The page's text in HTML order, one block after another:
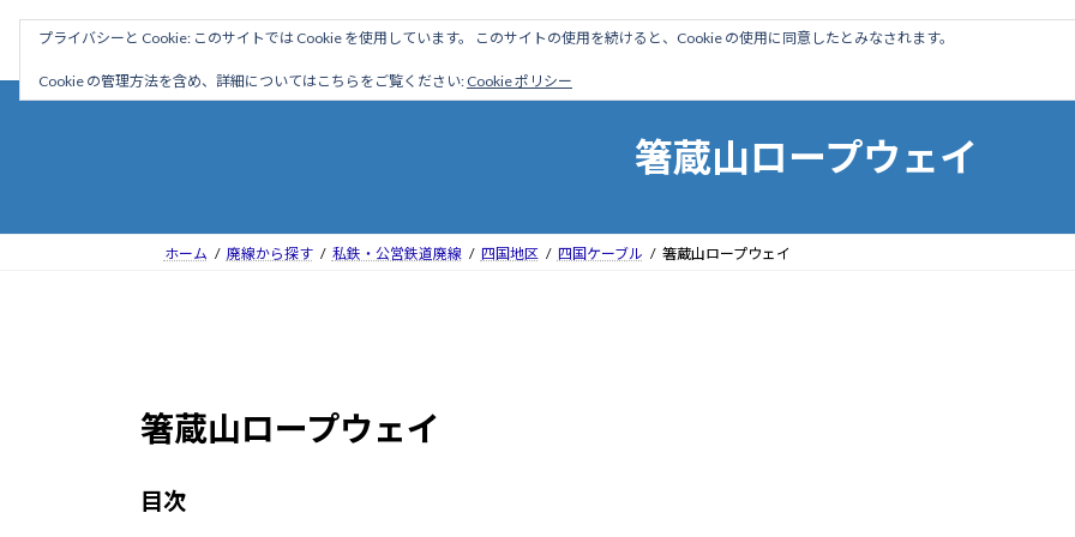
駅名読み方大全 ホーム はじめに 管理人ブログ 営業線から探す
箸蔵山ロープウェイ
ホーム 廃線から探す 私鉄・公営鉄道廃線 四国地区 四国ケーブル 箸蔵山ロープウェイ
箸蔵山ロープウェイ
目次
プライバシーと Cookie: このサイトでは Cookie を使用しています。 このサイトの使用を続けると、Cookie の使用に同意したとみなされます。
Cookie の管理方法を含め、詳細についてはこちらをご覧ください: Cookie ポリシー